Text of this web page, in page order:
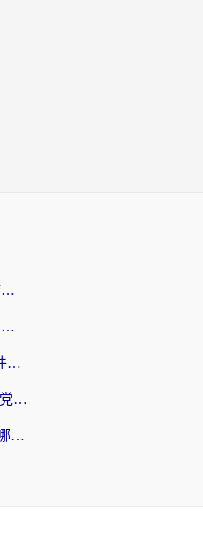
ChickCN VPN好用吗？和奇游手游VPN对比哪个回国效果更好？海外党亲测实用指南
海外党必看：PC VPN+回国加速器怎么选？无缝访问国内资源全攻略
海外党别踩坑！iOS破解版软件不可靠？教你选对回国加速器无缝看国内资源
雷神手游和快喵好用吗？海外党亲测5款回国加速器，附斧牛Bling对比+微信视频号解决办法
海外党纠结ChickCN和小黑牛哪个好？一篇帮你选对回国加速器的实用指南